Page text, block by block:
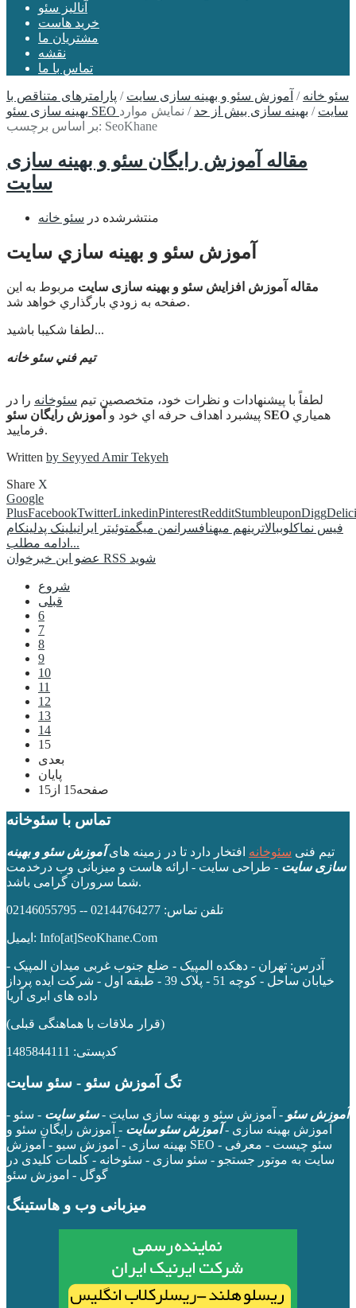
آنالیز سئو
خرید هاست
مشتریان ما
نقشه
تماس با ما
سئو خانه / آموزش سئو و بهینه سازی سایت / پارامترهای متناقص با
بهینه سازی سئو SEO سایت / بهینه سازی بیش از حد / نمایش موارد
بر اساس برچسب: SeoKhane
مقاله آموزش رایگان سئو و بهینه سازی
سایت
منتشرشده در سئو خانه
آموزش سئو و بهينه سازي سايت
مقاله آموزش افزایش سئو و بهینه سازی سایت مربوط به اين
صفحه به زودي بارگذاري خواهد شد.
لطفا شکیبا باشيد...
تيم فني سئو خانه
لطفاً با پيشنهادات و نظرات خود، متخصصين تيم سئوخانه را در
پيشبرد اهداف حرفه اي خود و آموزش رایگان سئو SEO
فرماييد.
Written by Seyyed Amir Tekyeh
Share X
Google
PlusFacebookTwitterLinkedinPinterestRedditStumbleuponDigg
فیس نماکلوببالاترینهم میهنافسرانمن میگمتوئیتر ایرانیلینک پدلینکام
ادامه مطلب...
عضو این خبرخوان RSS شوید
شروع
قبلی
6
7
8
9
10
11
12
13
14
15
بعدی
پایان
صفحه15 از15
تماس با سئوخانه
تیم فنی سئوخانه افتخار دارد تا در زمینه هایآموزش سئو و بهینه
سازی سایت - طراحی سایت - ارائه هاست و میزبانی وب درخدمت
شما سروران گرامی باشد.
تلفن تماس: 02144764277 -- 02146055795
ایمیل: Info[at]SeoKhane.Com
آدرس: تهران - دهکده المپیک - ضلع جنوب غربی میدان المپیک -
خیابان ساحل - کوچه 51 - پلاک 39 - طبقه اول
- شرکت ایده پرداز
داده های ابری آریا
(قرار ملاقات با هماهنگی قبلی)
کدپستی: 1485844111
تگ آموزش سئو - سئو سایت
آموزش سئو - آموزش سئو و بهینه سازی سایت -سئو سایت - سئو -
آموزش بهینه سازی -آموزش سئو سایت - آموزش رایگان سئو و
بهینه سازی - آموزش سیو - آموزش SEO - سئو چیست - معرفی
سایت به موتور جستجو - سئو سازی - سئوخانه - کلمات کلیدی در
گوگل - اموزش سئو
میزبانی وب و هاستینگ